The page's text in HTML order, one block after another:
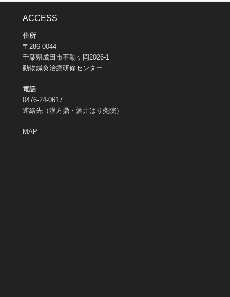
ACCESS
住所
〒286-0044
千葉県成田市不動ヶ岡2026-1
動物鍼灸治療研修センター
電話
0476-24-0617
連絡先（漢方鼎・酒井はり灸院）
MAP